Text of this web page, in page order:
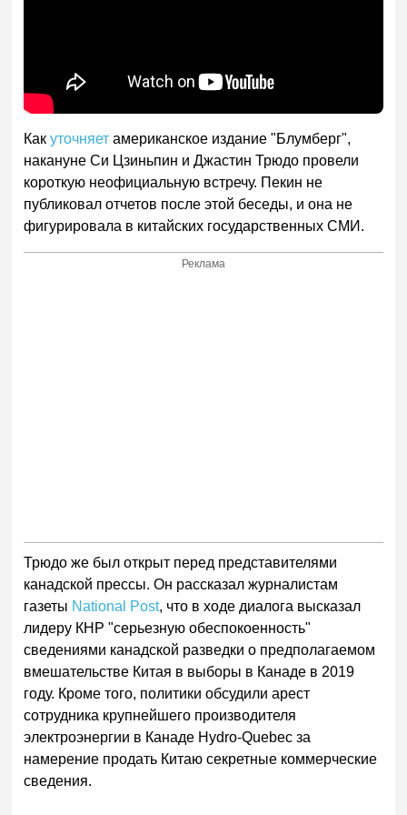
Какуточняет американское издание "Блумберг",
накануне Си Цзиньпин и Джастин Трюдо провели
короткую неофициальную встречу. Пекин не
публиковал отчетов после этой беседы, и она не
фигурировала в китайских государственных СМИ.
Реклама
Трюдо же был открыт перед представителями
канадской прессы. Он рассказал журналистам
газеты National Post, что в ходе диалога высказал
лидеру КНР "серьезную обеспокоенность"
сведениями канадской разведки о предполагаемом
вмешательстве Китая в выборы в Канаде в 2019
году. Кроме того, политики обсудили арест
сотрудника крупнейшего производителя
электроэнергии в Канаде Hydro-Quebec за
намерение продать Китаю секретные коммерческие
сведения.